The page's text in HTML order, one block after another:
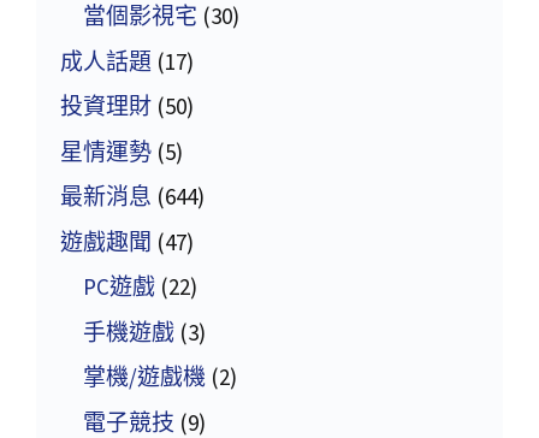
當個影視宅 (30)
成人話題 (17)
投資理財 (50)
星情運勢 (5)
最新消息 (644)
遊戲趣聞 (47)
PC遊戲 (22)
手機遊戲 (3)
掌機/遊戲機 (2)
電子競技 (9)